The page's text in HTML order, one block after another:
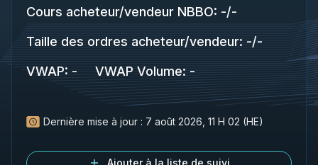
Cours acheteur/vendeur NBBO: -/-
Taille des ordres acheteur/vendeur: -/-
VWAP: - VWAP Volume: -
Dernière mise à jour : 7 août 2026, 11 H 02 (HE)
Ajouter à la liste de suivi